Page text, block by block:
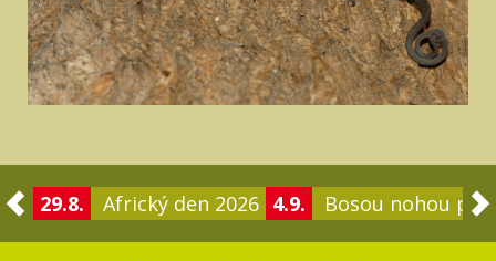
29.8. Africký den 2026 4.9. Bosou nohou po